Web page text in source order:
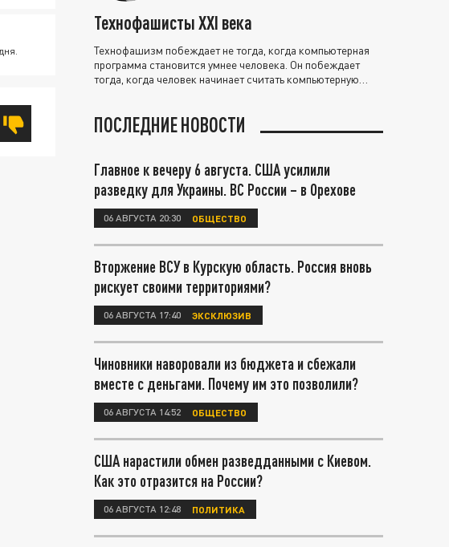
Технофашисты XXI века
Технофашизм побеждает не тогда, когда компьютерная
программа становится умнее человека. Он побеждает
тогда, когда человек начинает считать компьютерную
ПОСЛЕДНИЕ НОВОСТИ
Главное к вечеру 6 августа. США усилили
разведку для Украины. ВС России – в Орехове
06 АВГУСТА 20:30 ОБЩЕСТВО
Вторжение ВСУ в Курскую область. Россия вновь
рискует своими территориями?
06 АВГУСТА 17:40 ЭКСКЛЮЗИВ
Чиновники наворовали из бюджета и сбежали
вместе с деньгами. Почему им это позволили?
06 АВГУСТА 14:52 ОБЩЕСТВО
США нарастили обмен разведданными с Киевом.
Как это отразится на России?
06 АВГУСТА 12:48 ПОЛИТИКА